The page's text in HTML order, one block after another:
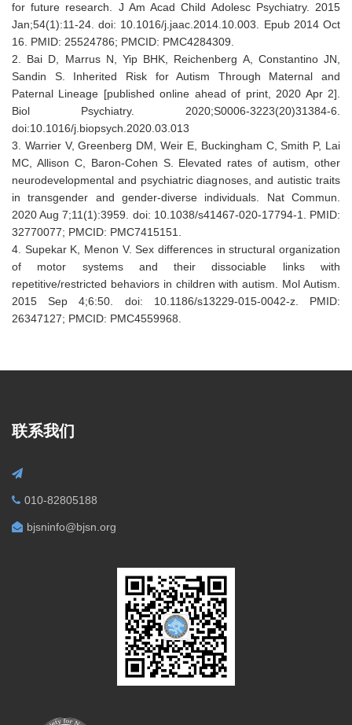
for future research. J Am Acad Child Adolesc Psychiatry. 2015
Jan;54(1):11-24. doi: 10.1016/j.jaac.2014.10.003. Epub 2014 Oct
16. PMID: 25524786; PMCID: PMC4284309.
2. Bai D, Marrus N, Yip BHK, Reichenberg A, Constantino JN,
Sandin S. Inherited Risk for Autism Through Maternal and
Paternal Lineage [published online ahead of print, 2020 Apr 2].
Biol Psychiatry. 2020;S0006-3223(20)31384-6.
doi:10.1016/j.biopsych.2020.03.013
3. Warrier V, Greenberg DM, Weir E, Buckingham C, Smith P, Lai
MC, Allison C, Baron-Cohen S. Elevated rates of autism, other
neurodevelopmental and psychiatric diagnoses, and autistic traits
in transgender and gender-diverse individuals. Nat Commun.
2020 Aug 7;11(1):3959. doi: 10.1038/s41467-020-17794-1. PMID:
32770077; PMCID: PMC7415151.
4. Supekar K, Menon V. Sex differences in structural organization
of motor systems and their dissociable links with
repetitive/restricted behaviors in children with autism. Mol Autism.
2015 Sep 4;6:50. doi: 10.1186/s13229-015-0042-z. PMID:
26347127; PMCID: PMC4559968.
联系我们
010-82805188
bjsninfo@bjsn.org